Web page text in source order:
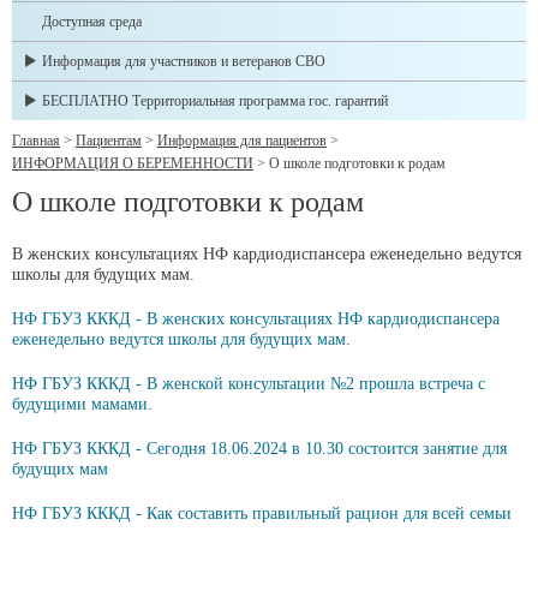
Доступная среда
Информация для участников и ветеранов СВО
БЕСПЛАТНО Территориальная программа гос. гарантий
Главная > Пациентам > Информация для пациентов >
ИНФОРМАЦИЯ О БЕРЕМЕННОСТИ > О школе подготовки к родам
О школе подготовки к родам
В женских консультациях НФ кардиодиспансера еженедельно ведутся
школы для будущих мам.
НФ ГБУЗ КККД - В женских консультациях НФ кардиодиспансера
еженедельно ведутся школы для будущих мам.
НФ ГБУЗ КККД - В женской консультации №2 прошла встреча с
будущими мамами.
НФ ГБУЗ КККД - Сегодня 18.06.2024 в 10.30 состоится занятие для
будущих мам
НФ ГБУЗ КККД - Как составить правильный рацион для всей семьи